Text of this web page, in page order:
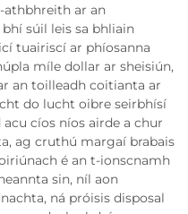
athbhreith ar an
súil leis sa bhliain
tuairiscí ar phíosanna
míle dollar ar sheisiún,
an toilleadh coitianta ar
do lucht oibre seirbhísí
cíos níos airde a chur
ag cruthú margaí brabais
é an t-ionscnamh
sin, níl aon
ná próisis disposal